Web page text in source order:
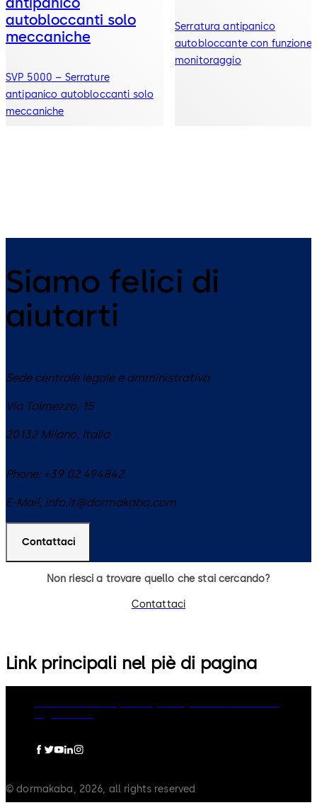
autobloccanti solo
meccaniche
SVP 5000 – Serrature
antipanico autobloccanti solo
meccaniche
Serratura antipanico
autobloccante con funzione
monitoraggio
Siamo felici di
aiutarti
Sede centrale legale e amministrativa
Via Tolmezzo, 15
20132 Milano, Italia
Phone: +39 02 494842
E-Mail: info.it@dormakaba.com
Contattaci
Non riesci a trovare quello che stai cercando?
Contattaci
Link principali nel piè di pagina
© dormakaba, 2026, all rights reserved